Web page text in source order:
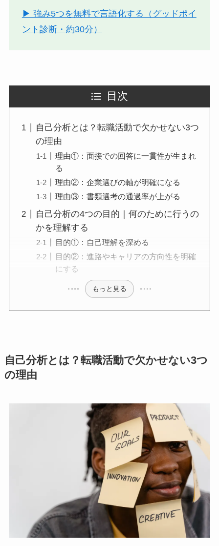
▶ 強み5つを無料で言語化する（グッドポイ
ント診断・約30分）
目次
自己分析とは？転職活動で欠かせない3つ
の理由
理由①：面接での回答に一貫性が生まれ
る
理由②：企業選びの軸が明確になる
理由③：書類選考の通過率が上がる
自己分析の4つの目的｜何のために行うの
かを理解する
目的①：自己理解を深める
目的②：進路やキャリアの方向性を明確
にする
もっと見る
自己分析とは？転職活動で欠かせない3つ
の理由